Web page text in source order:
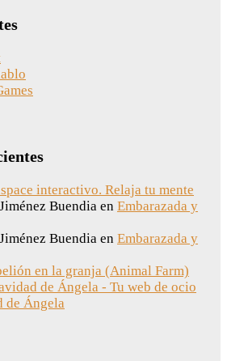
interactivo. Relaja tu mente
Buendia en Embarazada y
Buendia en Embarazada y
en la granja (Animal Farm)
de Ángela - Tu web de ocio
de Ángela